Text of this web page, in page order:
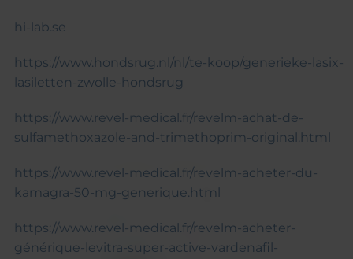
hi-lab.se
https://www.hondsrug.nl/nl/te-koop/generieke-lasix-
lasiletten-zwolle-hondsrug
https://www.revel-medical.fr/revelm-achat-de-
sulfamethoxazole-and-trimethoprim-original.html
https://www.revel-medical.fr/revelm-acheter-du-
kamagra-50-mg-generique.html
https://www.revel-medical.fr/revelm-acheter-
générique-levitra-super-active-vardenafil-